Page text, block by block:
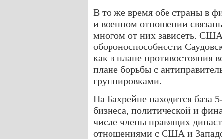
В то же время обе страны в
и военном отношении
многом от них зависеть. США
обороноспособности
как в плане противостояния
плане борьбы с
группировками.
На Бахрейне находится
бизнеса, политической и
числе члены правящих
отношениями с США и